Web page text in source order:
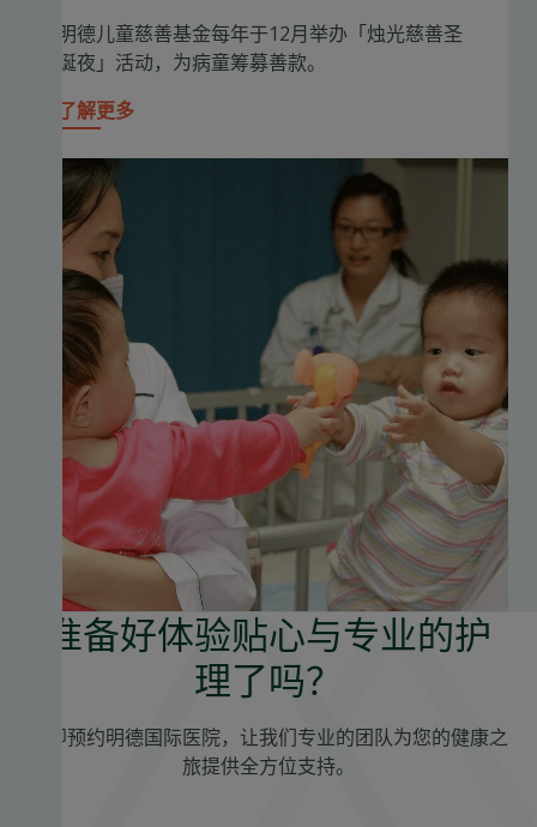
明德儿童慈善基金每年于12月举办「烛光慈善圣
诞夜」活动，为病童筹募善款。
了解更多
准备好体验贴心与专业的护
理了吗？
立即预约明德国际医院，让我们专业的团队为您的健康之
旅提供全方位支持。